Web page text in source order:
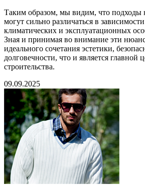
Таким образом, мы видим, что подходы
могут сильно различаться в
климатических и эксплуатационных
Зная и принимая во внимание эти
идеального сочетания эстетики,
долговечности, что и является главной
строительства.
09.09.2025